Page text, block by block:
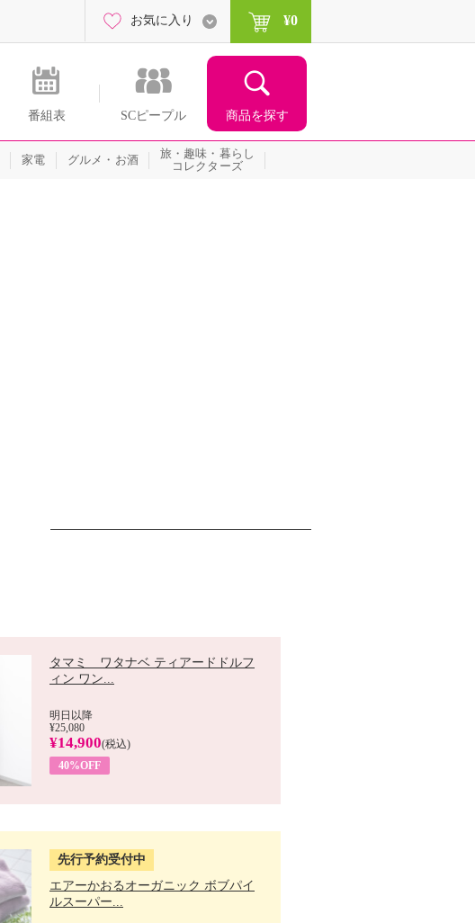
番組表 SCピープル 商品を探す
お気に入り ¥0
家電 グルメ・お酒
旅・趣味・暮らし
コレクターズ
タマミ ワタナベ ティアードドルフ
ィン ワン...
明日以降
¥25,080
¥14,900(税込)
40%OFF
先行予約受付中
エアーかおるオーガニック ボブパイ
ルスーパー...